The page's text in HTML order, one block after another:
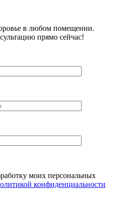
в любом помещении.
прямо сейчас!
моих персональных
конфиденциальности